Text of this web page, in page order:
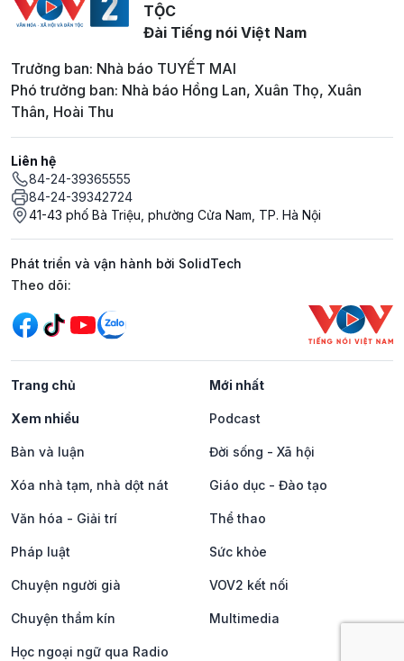
TỘC
Đài Tiếng nói Việt Nam
Trưởng ban: Nhà báo TUYẾT MAI
Phó trưởng ban: Nhà báo Hồng Lan, Xuân Thọ, Xuân
Thân, Hoài Thu
Liên hệ
84-24-39365555
84-24-39342724
41-43 phố Bà Triệu, phường Cửa Nam, TP. Hà Nội
Phát triển và vận hành bởi SolidTech
Mạng xã hội
Theo dõi:
Trang chủ Mới nhất
Xem nhiều Podcast
Bàn và luận Đời sống - Xã hội
Xóa nhà tạm, nhà dột nát Giáo dục - Đào tạo
Văn hóa - Giải trí Thể thao
Pháp luật Sức khỏe
Chuyện người già VOV2 kết nối
Chuyện thầm kín Multimedia
Học ngoại ngữ qua Radio